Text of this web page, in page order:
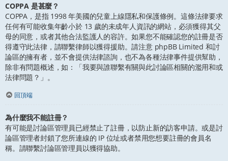
COPPA 是甚麼？
COPPA，是指 1998 年美國的兒童上線隱私和保護條例。這條法律要求
任何有可能收集年齡小於 13 歲的未成年人資訊的網站，必須獲得其父
母的同意，或者其他合法監護人的容許。如果您不能確認您的註冊是否
得遵守此法律，請聯繫律師以獲得援助。請注意 phpBB Limited 和討
論區的擁有者，並不會提供法律諮詢，也不為各種法律事件提供幫助，
除非有問題概述，如：「我要與誰聯繫有關與此討論區相關的濫用和或
法律問題？」。
回頂端
為什麼我不能註冊？
有可能是討論區管理員已經禁止了註冊，以防止新的訪客申請。或是討
論區管理者封鎖了您所連線的 IP 位址或者禁用您想要註冊的會員名
稱。請聯繫討論區管理員以獲得協助。